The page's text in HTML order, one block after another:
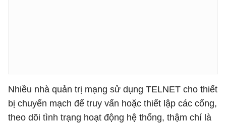
Nhiều nhà quản trị mạng sử dụng TELNET cho thiết
bị chuyển mạch để truy vấn hoặc thiết lập các cổng,
theo dõi tình trạng hoạt động hệ thống, thậm chí là